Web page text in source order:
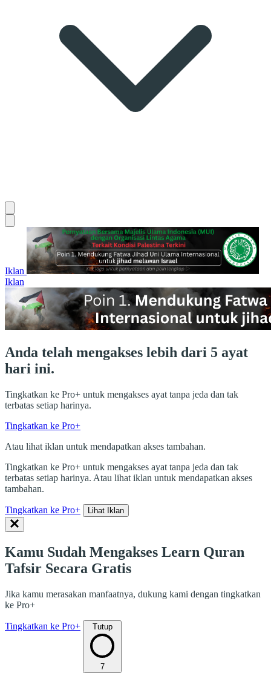
Iklan
Iklan
Anda telah mengakses lebih dari 5 ayat
hari ini.
Tingkatkan ke Pro+ untuk mengakses ayat tanpa jeda dan tak
terbatas setiap harinya.
Tingkatkan ke Pro+
Atau lihat iklan untuk mendapatkan akses tambahan.
Tingkatkan ke Pro+ untuk mengakses ayat tanpa jeda dan tak
terbatas setiap harinya. Atau lihat iklan untuk mendapatkan akses
tambahan.
Tingkatkan ke Pro+ Lihat Iklan
Kamu Sudah Mengakses Learn Quran
Tafsir Secara Gratis
Jika kamu merasakan manfaatnya, dukung kami dengan tingkatkan
ke Pro+
Tingkatkan ke Pro+ Tutup
7